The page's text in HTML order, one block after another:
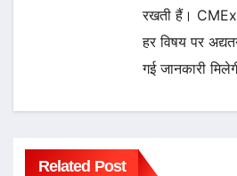
रखती हैं।
हर विषय पर
गई जानकारी
Related Post